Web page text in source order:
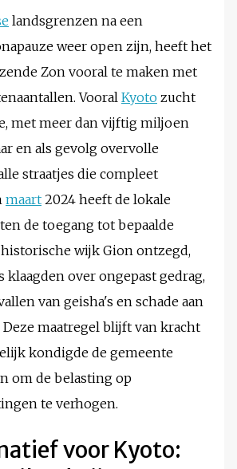
landsgrenzen na een
weer open zijn, heeft het
Zon vooral te maken met
Vooral Kyoto zucht
met meer dan vijftig miljoen
en als gevolg overvolle
straatjes die compleet
maart 2024 heeft de lokale
de toegang tot bepaalde
wijk Gion ontzegd,
klaagden over ongepast gedrag,
van geisha's en schade aan
maatregel blijft van kracht
kondigde de gemeente
om de belasting op
te verhogen.
voor Kyoto: